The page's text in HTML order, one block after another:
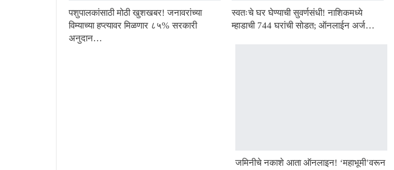
पशुपालकांसाठी मोठी खुशखबर! जनावरांच्या
विम्याच्या हप्त्यावर मिळणार ८५% सरकारी
अनुदान…
स्वतःचे घर घेण्याची सुवर्णसंधी! नाशिकमध्ये
म्हाडाची 744 घरांची सोडत; ऑनलाईन अर्ज…
जमिनीचे नकाशे आता ऑनलाइन! ‘महाभूमी’वरून